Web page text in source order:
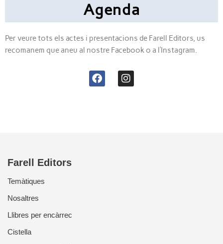
Agenda
Per veure tots els actes i presentacions de Farell Editors, us
recomanem que aneu al nostre Facebook o a l’Instagram.
Farell Editors
Temàtiques
Nosaltres
Llibres per encàrrec
Cistella